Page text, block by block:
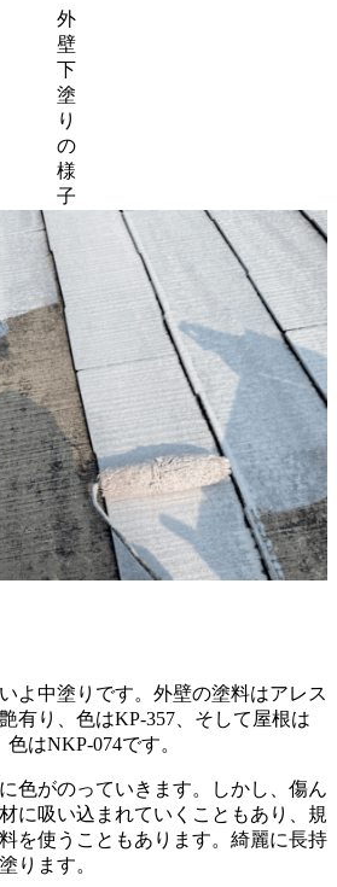
外
壁
下
塗
り
の
様
子
よ中塗りです。外壁の塗料はアレス
有り、色はKP-357、そして屋根は
はNKP-074です。
色がのっていきます。しかし、傷ん
に吸い込まれていくこともあり、規
を使うこともあります。綺麗に長持
ります。